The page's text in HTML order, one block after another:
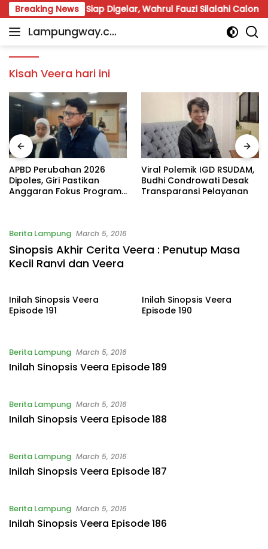
Skip
to
content
Breaking News
Lampung Siap Digelar, Wahrul Fauzi Silalahi Calon
Lampungway.co
Portal
Lampung
Terpercaya
dan
Terupdate
Kisah Veera hari ini
APBD Perubahan 2026
Dipoles, Giri Pastikan
Anggaran Fokus Program
Viral Polemik IGD RSUDAM,
Budhi Condrowati Desak
Transparansi Pelayanan
Berita Lampung March 5, 2016
Sinopsis Akhir Cerita Veera : Penutup Masa
Kecil Ranvi dan Veera
Inilah Sinopsis Veera
Episode 191
Inilah Sinopsis Veera
Episode 190
Berita Lampung March 5, 2016
Inilah Sinopsis Veera Episode 189
Berita Lampung March 5, 2016
Inilah Sinopsis Veera Episode 188
Berita Lampung March 5, 2016
Inilah Sinopsis Veera Episode 187
Berita Lampung March 5, 2016
Inilah Sinopsis Veera Episode 186